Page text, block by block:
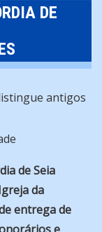
DE
de Seia
da
entrega de